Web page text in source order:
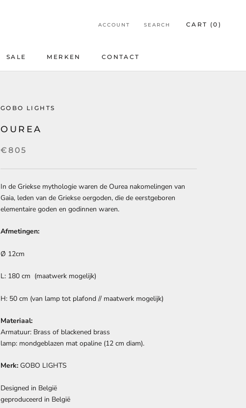
SALE
MERKEN
CONTACT
ACCOUNT SEARCH CART (0 )
GOBO LIGHTS
OUREA
€805
In de Griekse mythologie waren de Ourea nakomelingen van
Gaia, leden van de Griekse oergoden, die de eerstgeboren
elementaire goden en godinnen waren.
Afmetingen:
Ø 12cm
L: 180 cm (maatwerk mogelijk)
H: 50 cm (van lamp tot plafond // maatwerk mogelijk)
Materiaal:
Armatuur: Brass of blackened brass
lamp: mondgeblazen mat opaline (12 cm diam).
Merk: GOBO LIGHTS
Designed in België
geproduceerd in België